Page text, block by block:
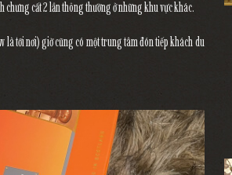
cất 2 lần thông thường ở những khu vực khác.
là tới nơi) giờ cũng có một trung tâm đón tiếp khách du